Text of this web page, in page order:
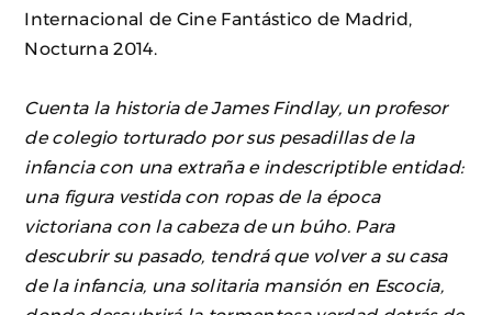
Internacional de Cine Fantástico de Madrid,
Nocturna 2014.
Cuenta la historia de James Findlay, un profesor
de colegio torturado por sus pesadillas de la
infancia con una extraña e indescriptible entidad:
una figura vestida con ropas de la época
victoriana con la cabeza de un búho. Para
descubrir su pasado, tendrá que volver a su casa
de la infancia, una solitaria mansión en Escocia,